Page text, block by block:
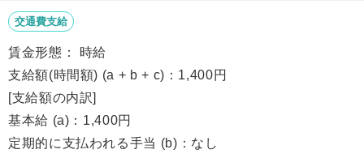
交通費支給
賃金形態： 時給
支給額(時間額) (a + b + c)：1,400円
[支給額の内訳]
基本給 (a)：1,400円
定期的に支払われる手当 (b)：なし